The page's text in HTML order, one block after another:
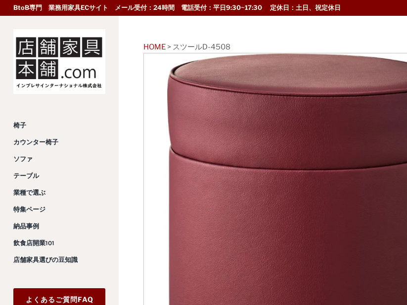
BtoB専門 業務用家具ECサイト メール受付：24時間 電話受付：平日9:30~17:30 定休日：土日、祝定休日
椅子
カウンター椅子
ソファ
テーブル
業種で選ぶ
特集ページ
納品事例
飲食店開業101
店舗家具選びの豆知識
よくあるご質問FAQ
HOME > スツールD-4508